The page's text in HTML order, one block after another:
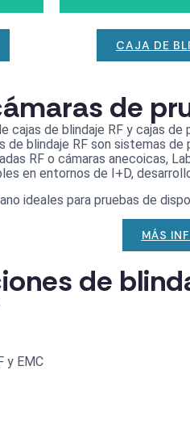
CAJA DE
de
cajas de blindaje RF y cajas
blindaje RF son sistemas
RF o cámaras anecoicas,
en entornos de I+D,
ideales para pruebas de
MÁS
de
y EMC